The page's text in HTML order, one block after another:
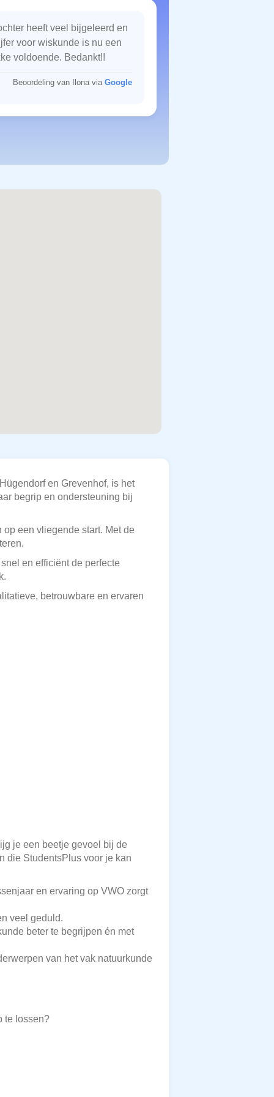
heeft veel bijgeleerd en
voor wiskunde is nu een
voldoende. Bedankt!!
Beoordeling van Ilona via Google
en Grevenhof, is het
begrip en ondersteuning bij
een vliegende start. Met de
en efficiënt de perfecte
betrouwbare en ervaren
je een beetje gevoel bij de
die StudentsPlus voor je kan
en ervaring op VWO zorgt
veel geduld.
beter te begrijpen én met
van het vak natuurkunde
te lossen?